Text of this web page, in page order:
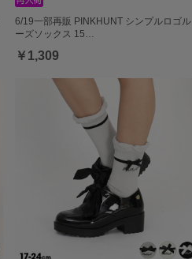
6/19一部再販 PINKHUNT シンプルロゴル
ーズソックス 15…
￥1,309